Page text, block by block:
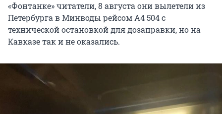
«Фонтанке» читатели, 8 августа они вылетели из
Петербурга в Минводы рейсом A4 504 с
технической остановкой для дозаправки, но на
Кавказе так и не оказались.